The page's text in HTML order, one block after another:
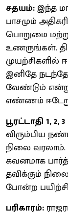
சதயம்:இந்த
பாசமும்
பொறுமை
உணருங்கள்.
முயற்சிகளில்
இனிதே
வேண்டும்
எண்ணம்
பூரட்டாதி 1,
விரும்பிய
நிலை
கவனமாக
தவிக்கும்
போன்ற
பரிகாரம்: